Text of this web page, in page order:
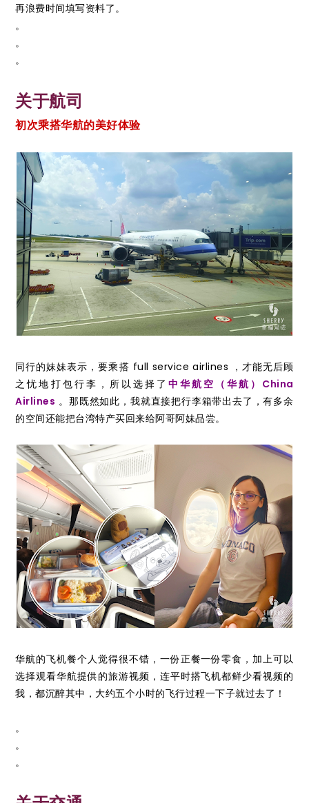
再浪费时间填写资料了。
。
。
。
关于航司
初次乘搭华航的美好体验
同行的妹妹表示，要乘搭 full service airlines ，才能无后顾
之忧地打包行李，所以选择了 中华航空（华航）China
Airlines 。那既然如此，我就直接把行李箱带出去了，有多余
的空间还能把台湾特产买回来给阿哥阿妹品尝。
华航的飞机餐个人觉得很不错，一份正餐一份零食，加上可以
选择观看华航提供的旅游视频，连平时搭飞机都鲜少看视频的
我，都沉醉其中，大约五个小时的飞行过程一下子就过去了！
。
。
。